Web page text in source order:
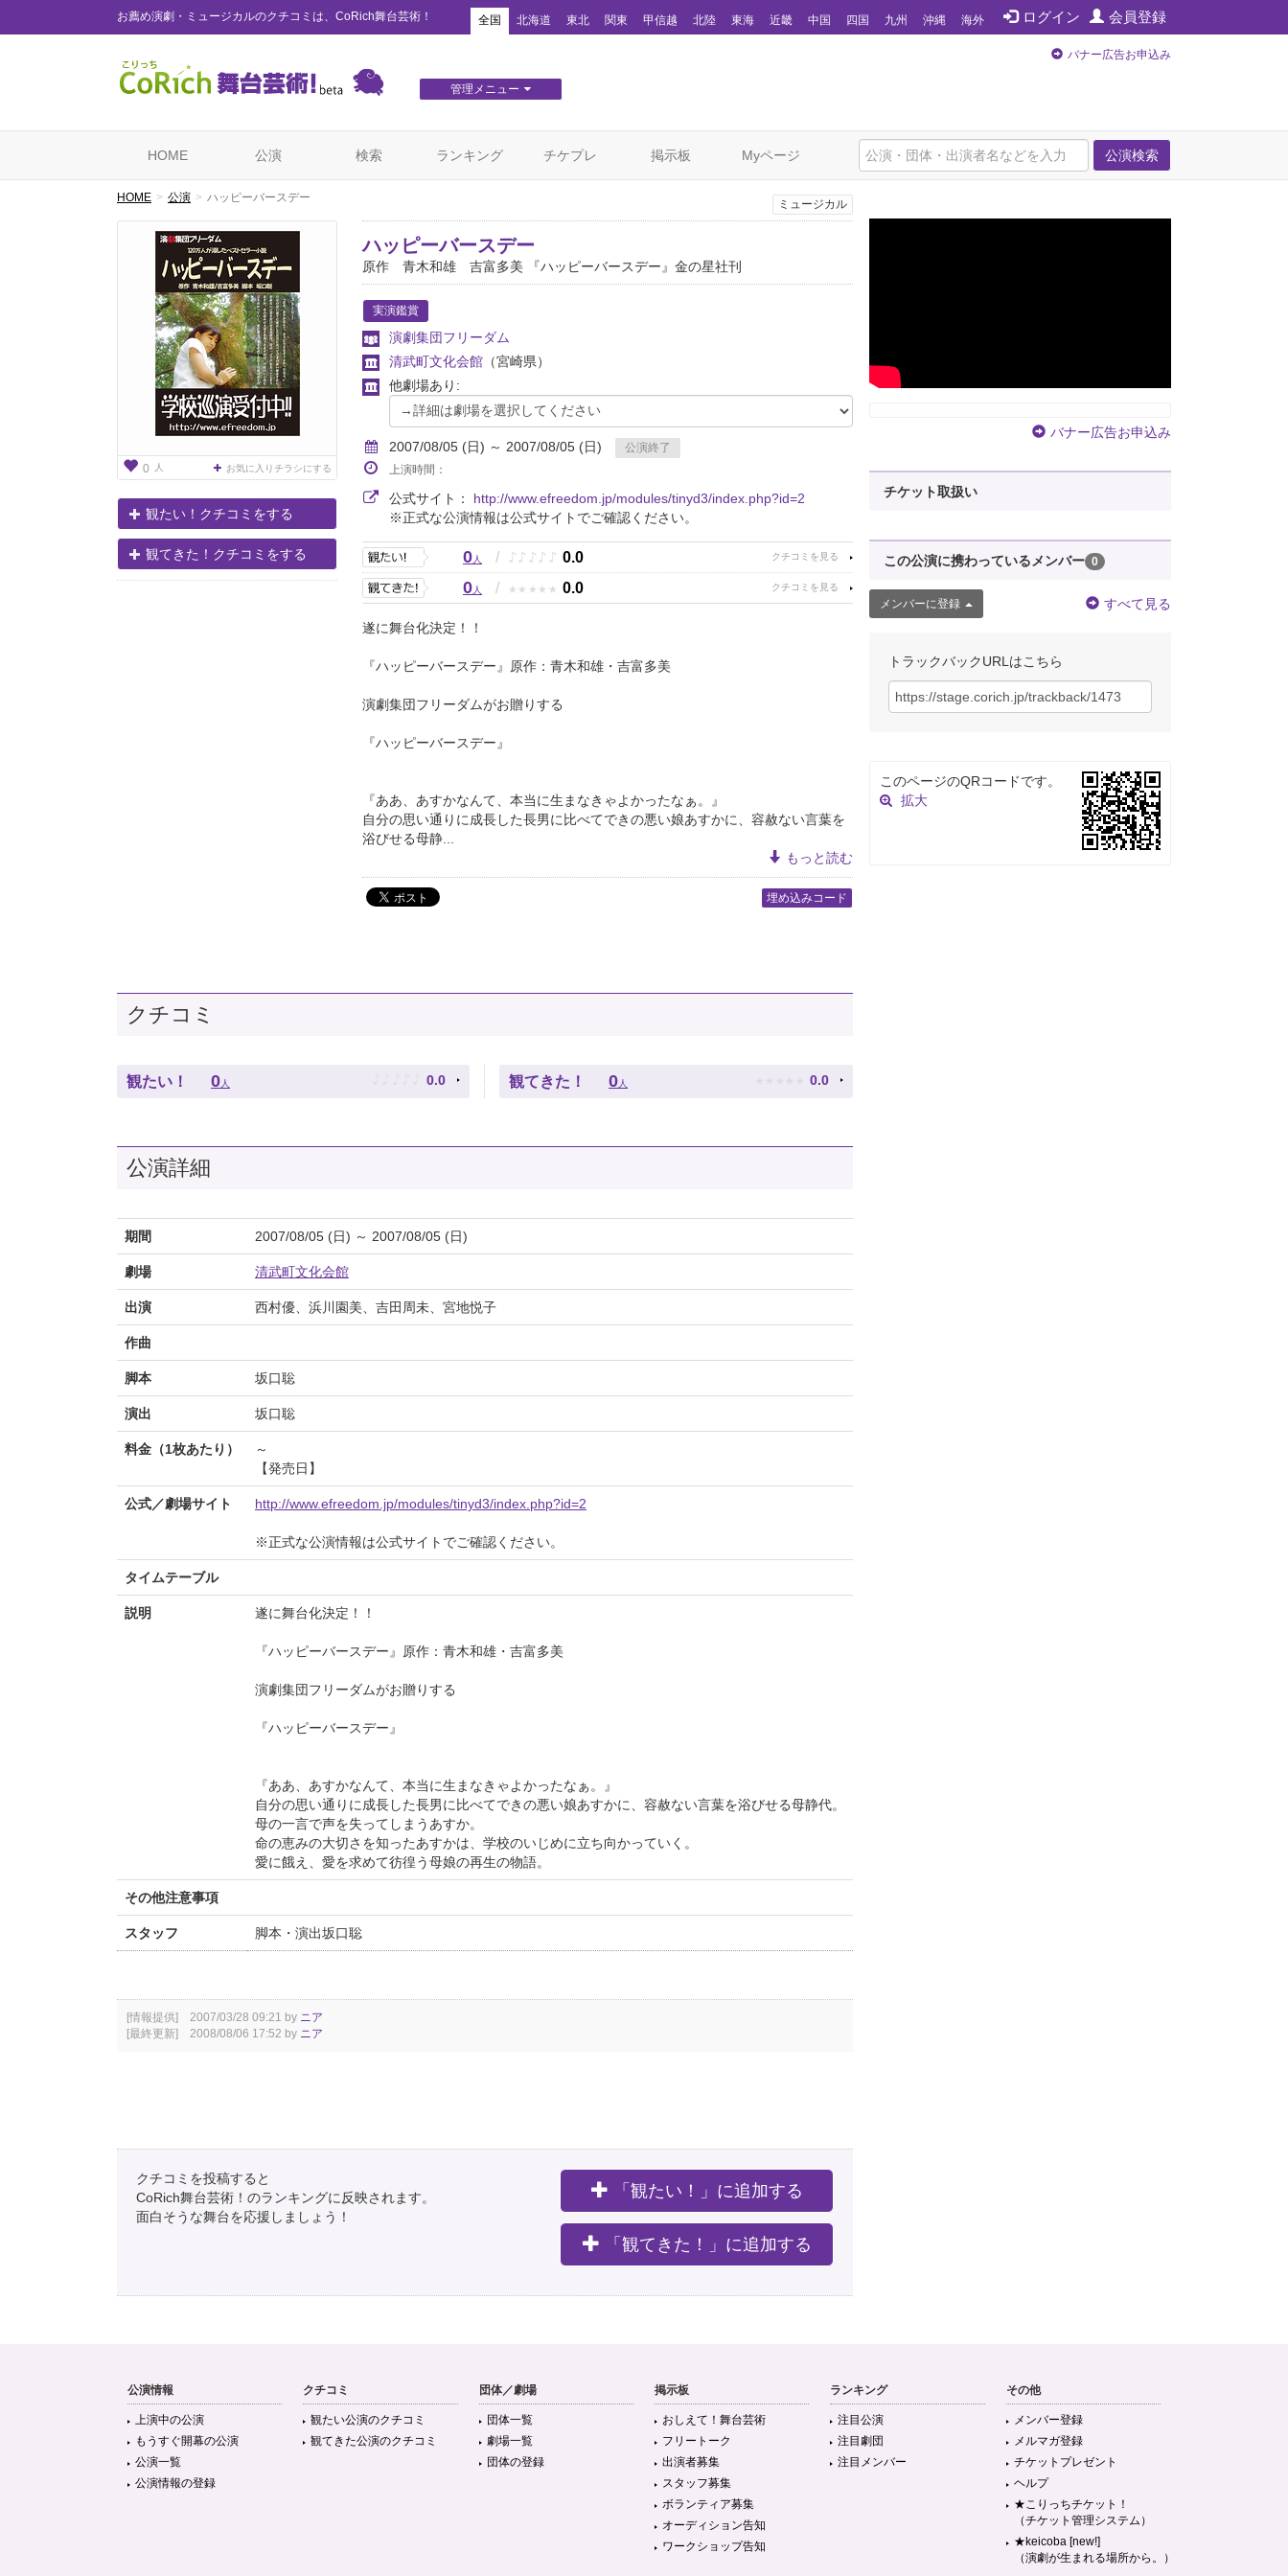
お薦め演劇・ミュージカルのクチコミは、CoRich舞台芸術！ ログイン 会員登録
全国 北海道 東北 関東 甲信越 北陸 東海 近畿 中国 四国 九州 沖縄 海外
管理メニュー
バナー広告お申込み
公演検索
HOME 公演 検索 ランキング チケプレ 掲示板 Myページ
HOME 公演 ハッピーバースデー
0 人 お気に入りチラシにする
観たい！クチコミをする
観てきた！クチコミをする
ミュージカル
ハッピーバースデー
原作 青木和雄 吉富多美 『ハッピーバースデー』金の星社刊
実演鑑賞
演劇集団フリーダム
清武町文化会館 （宮崎県）
他劇場あり:
2007/08/05 (日) ～ 2007/08/05 (日)
公演終了
上演時間：
公式サイト： http://www.efreedom.jp/modules/tinyd3/index.php?id=2
※正式な公演情報は公式サイトでご確認ください。
0人 / ♪ ♪ ♪ ♪ ♪ 0.0
0人 / ★ ★ ★ ★ ★ 0.0
遂に舞台化決定！！
『ハッピーバースデー』原作：青木和雄・吉富多美
演劇集団フリーダムがお贈りする
『ハッピーバースデー』
『ああ、あすかなんて、本当に生まなきゃよかったなぁ。』
自分の思い通りに成長した長男に比べてできの悪い娘あすかに、容赦ない言葉を
浴びせる母静...
もっと読む
埋め込みコード
クチコミ
観たい！ 0 人 ♪ ♪ ♪ ♪ ♪ 0.0 観てきた！ 0 人 ★ ★ ★ ★ ★ 0.0
公演詳細
期間 2007/08/05 (日) ～ 2007/08/05 (日)
劇場 清武町文化会館
出演 西村優、浜川園美、吉田周未、宮地悦子
作曲
脚本 坂口聡
演出 坂口聡
料金（1枚あたり）
～
【発売日】
公式／劇場サイト http://www.efreedom.jp/modules/tinyd3/index.php?id=2
※正式な公演情報は公式サイトでご確認ください。
タイムテーブル
説明 遂に舞台化決定！！
『ハッピーバースデー』原作：青木和雄・吉富多美
演劇集団フリーダムがお贈りする
『ハッピーバースデー』
『ああ、あすかなんて、本当に生まなきゃよかったなぁ。』
自分の思い通りに成長した長男に比べてできの悪い娘あすかに、容赦ない言葉を浴びせる母静代。
母の一言で声を失ってしまうあすか。
命の恵みの大切さを知ったあすかは、学校のいじめに立ち向かっていく。
愛に餓え、愛を求めて彷徨う母娘の再生の物語。
その他注意事項
スタッフ 脚本・演出坂口聡
[情報提供] 2007/03/28 09:21 by ニア
[最終更新] 2008/08/06 17:52 by ニア
クチコミを投稿すると
CoRich舞台芸術！のランキングに反映されます。
面白そうな舞台を応援しましょう！
「観たい！」に追加する
「観てきた！」に追加する
バナー広告お申込み
チケット取扱い
この公演に携わっているメンバー 0
メンバーに登録 すべて見る
トラックバックURLはこちら
このページのQRコードです。
拡大
公演情報
上演中の公演
もうすぐ開幕の公演
公演一覧
公演情報の登録
クチコミ
観たい公演のクチコミ
観てきた公演のクチコミ
団体／劇場
団体一覧
劇場一覧
団体の登録
掲示板
おしえて！舞台芸術
フリートーク
出演者募集
スタッフ募集
ボランティア募集
オーディション告知
ワークショップ告知
ランキング
注目公演
注目劇団
注目メンバー
その他
メンバー登録
メルマガ登録
チケットプレゼント
ヘルプ
★こりっちチケット！
（チケット管理システム）
★keicoba [new!]
（演劇が生まれる場所から。）